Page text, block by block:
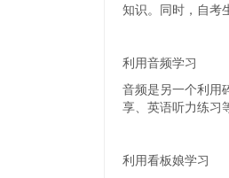
知识。同时，自考
利用音频学习
音频是另一个利用
享、英语听力练习
利用看板娘学习